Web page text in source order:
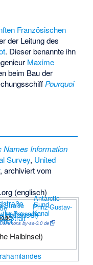
Französischen
der Leitung des
. Dieser benannte ihn
Maxime
beim Bau der
Pourquoi
Names Information
Survey, United
, archiviert vom
(englisch)
by-sa-3.0 de
Halbinsel)
Strait
Passage
Straße
Antarctic-
Sund
Prinz-Gustav-
Kanal